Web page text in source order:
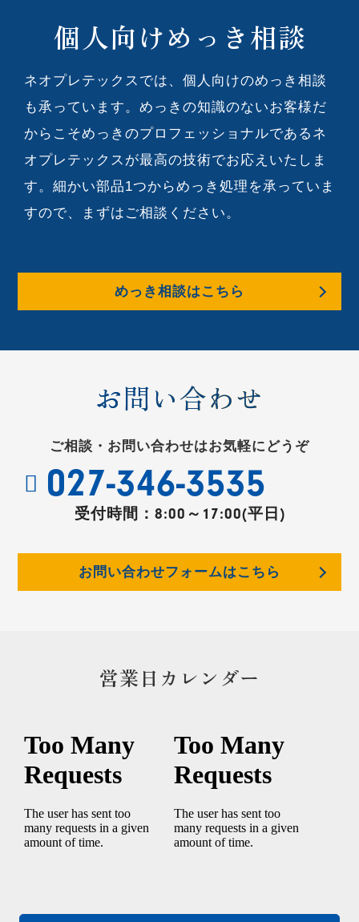
個人向けめっき相談
ネオプレテックスでは、個人向けのめっき相談
も承っています。めっきの知識のないお客様だ
からこそめっきのプロフェッショナルであるネ
オプレテックスが最高の技術でお応えいたしま
す。細かい部品1つからめっき処理を承っていま
すので、まずはご相談ください。
めっき相談はこちら
お問い合わせ
ご相談・お問い合わせはお気軽にどうぞ
027-346-3535
受付時間： 8:00～17:00(平日)
お問い合わせフォームはこちら
営業日カレンダー